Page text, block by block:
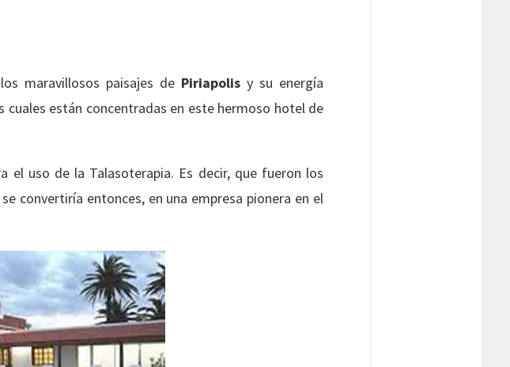
maravillosos paisajes de Piriapolisy su energía
cuales están concentradas en este hermoso hotel de
el uso de la Talasoterapia. Es decir, que fueron los
convertiría entonces, en una empresa pionera en el